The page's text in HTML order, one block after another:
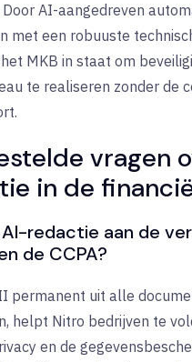
AI-aangedreven
met een robuuste
MKB in staat om
te realiseren zonder de
vragen
in de
redactie aan de
de CCPA?
permanent uit alle
helpt Nitro bedrijven te
en de